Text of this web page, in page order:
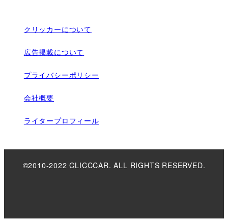
クリッカーについて
広告掲載について
プライバシーポリシー
会社概要
ライタープロフィール
©2010-2022 CLICCCAR. ALL RIGHTS RESERVED.